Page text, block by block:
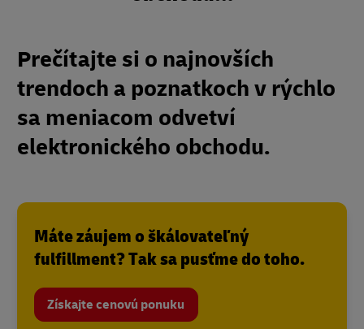
Prečítajte si o najnovších
trendoch a poznatkoch v rýchlo
sa meniacom odvetví
elektronického obchodu.
Máte záujem o škálovateľný
fulfillment? Tak sa pusťme do toho.
Získajte cenovú ponuku